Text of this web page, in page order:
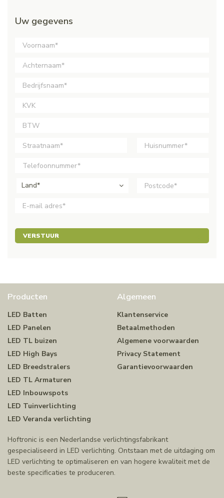
Uw gegevens
Land*
VERSTUUR
Producten
LED Batten
LED Panelen
LED TL buizen
LED High Bays
LED Breedstralers
LED TL Armaturen
LED Inbouwspots
LED Tuinverlichting
LED Veranda verlichting
Algemeen
Klantenservice
Betaalmethoden
Algemene voorwaarden
Privacy Statement
Garantievoorwaarden
Hoftronic is een Nederlandse verlichtingsfabrikant
gespecialiseerd in LED verlichting. Ontstaan met de uitdaging om
LED verlichting te optimaliseren en van hogere kwaliteit met de
beste specificaties te produceren.